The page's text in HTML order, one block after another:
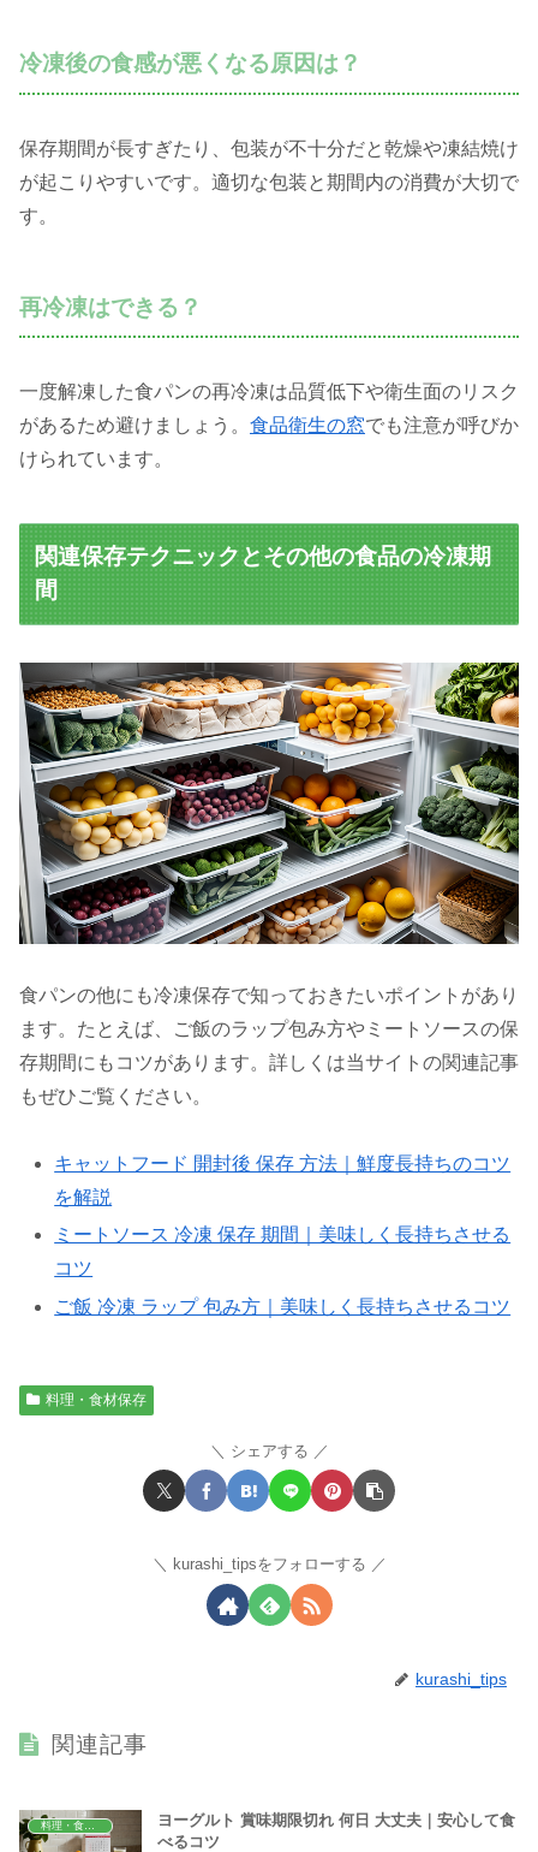
冷凍後の食感が悪くなる原因は？
保存期間が長すぎたり、包装が不十分だと乾燥や凍結焼け
が起こりやすいです。適切な包装と期間内の消費が大切で
す。
再冷凍はできる？
一度解凍した食パンの再冷凍は品質低下や衛生面のリスク
があるため避けましょう。 食品衛生の窓でも注意が呼びか
けられています。
関連保存テクニックとその他の食品の冷凍期
間
食パンの他にも冷凍保存で知っておきたいポイントがあり
ます。たとえば、ご飯のラップ包み方やミートソースの保
存期間にもコツがあります。詳しくは当サイトの関連記事
もぜひご覧ください。
キャットフード 開封後 保存 方法｜鮮度長持ちのコツ
を解説
ミートソース 冷凍 保存 期間｜美味しく長持ちさせる
コツ
ご飯 冷凍 ラップ 包み方｜美味しく長持ちさせるコツ
料理・食材保存
シェアする
kurashi_tipsをフォローする
kurashi_tips
関連記事
ヨーグルト 賞味期限切れ 何日 大丈夫｜安心して食
べるコツ